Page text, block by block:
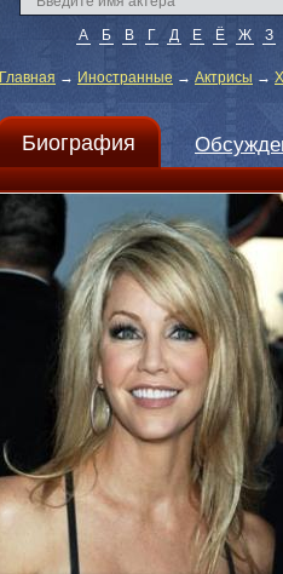
А Б В Г Д Е Ё Ж З
Главная → Иностранные → Актрисы →
Биография